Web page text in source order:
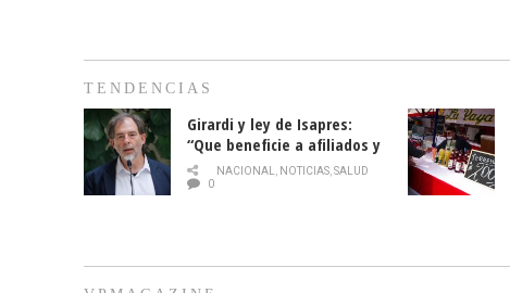
TENDENCIAS
Girardi y ley de Isapres:
“Que beneficie a afiliados y
no legalice el abuso”
NACIONAL, NOTICIAS,SALUD
0